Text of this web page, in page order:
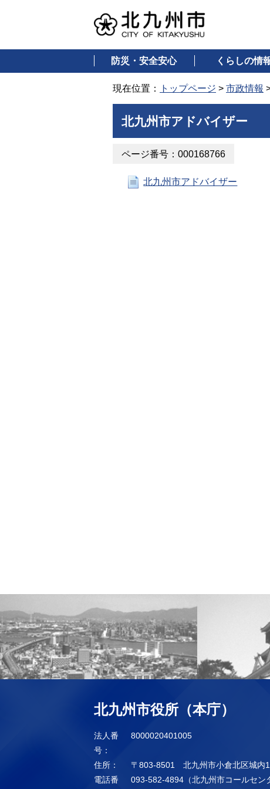
防災・安全安心 くらしの情
現在位置： トップページ > 市政情報
北九州市アドバイザー
ページ番号：000168766
北九州市アドバイザー
北九州市役所（本庁）
法人番
号：
8000020401005
住所：
〒803-8501 北九州市小倉北区城内
電話番
093-582-4894（北九州市コールセン